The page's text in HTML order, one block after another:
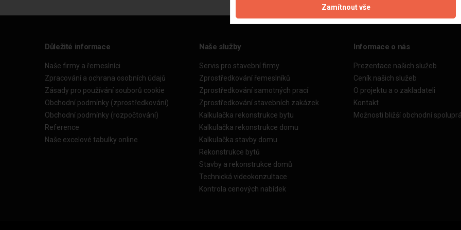
Důležité informace
Naše firmy a řemeslníci
Zpracování a ochrana osobních údajů
Zásady pro používání souborů cookie
Obchodní podmínky (zprostředkování)
Obchodní podmínky (rozpočtování)
Reference
Naše excelové tabulky online
Naše služby
Servis pro stavební firmy
Zprostředkování řemeslníků
Zprostředkování samotných prací
Zprostředkování stavebních zakázek
Kalkulačka rekonstrukce bytu
Kalkulačka rekonstrukce domu
Kalkulačka stavby domu
Rekonstrukce bytů
Stavby a rekonstrukce domů
Technická videokonzultace
Kontrola cenových nabídek
Informace o nás
Prezentace našich služeb
Ceník našich služeb
O projektu a o zakladateli
Kontakt
Možnosti bližší obchodní
Zamítnout vše